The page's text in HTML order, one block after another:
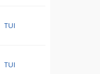
TUI
TUI